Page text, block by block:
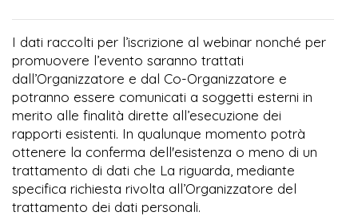
I dati raccolti per l’iscrizione al webinar nonché per
promuovere l’evento saranno trattati
dall’Organizzatore e dal Co-Organizzatore e
potranno essere comunicati a soggetti esterni in
merito alle finalità dirette all’esecuzione dei
rapporti esistenti. In qualunque momento potrà
ottenere la conferma dell'esistenza o meno di un
trattamento di dati che La riguarda, mediante
specifica richiesta rivolta all’Organizzatore del
trattamento dei dati personali.